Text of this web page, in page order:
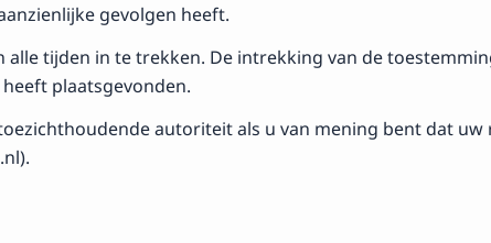
gevolgen heeft.
tijden in te trekken. De intrekking van de
plaatsgevonden.
autoriteit als u van mening bent dat